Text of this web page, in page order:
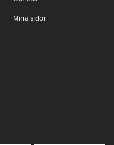
Mina sidor